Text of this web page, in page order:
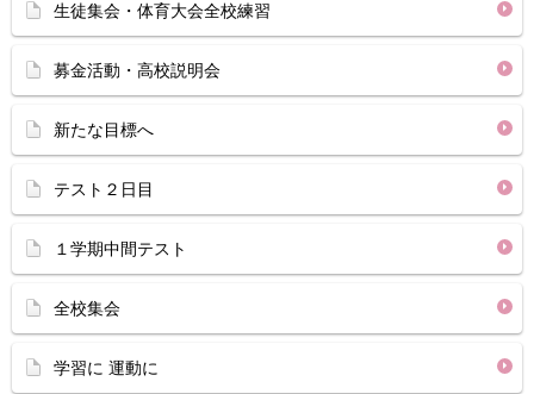
生徒集会・体育大会全校練習
募金活動・高校説明会
新たな目標へ
テスト２日目
１学期中間テスト
全校集会
学習に 運動に